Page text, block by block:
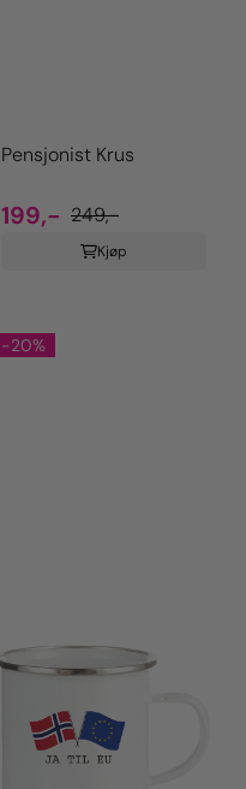
Pensjonist Krus
199,- 249,-
Kjøp
-20%